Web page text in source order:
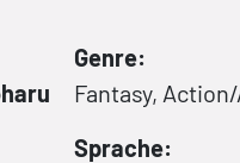
Genre:
Fantasy,
Sprache: